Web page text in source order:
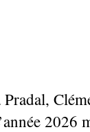
2026